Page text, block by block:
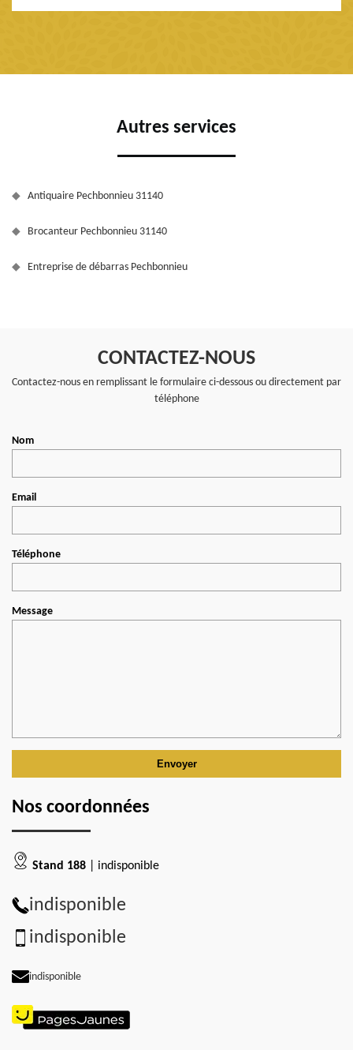
Autres services
Antiquaire Pechbonnieu 31140
Brocanteur Pechbonnieu 31140
Entreprise de débarras Pechbonnieu
CONTACTEZ-NOUS
Contactez-nous en remplissant le formulaire ci-dessous ou directement par
téléphone
Nom
Email
Téléphone
Message
Nos coordonnées
Stand 188 | indisponible
indisponible
indisponible
indisponible